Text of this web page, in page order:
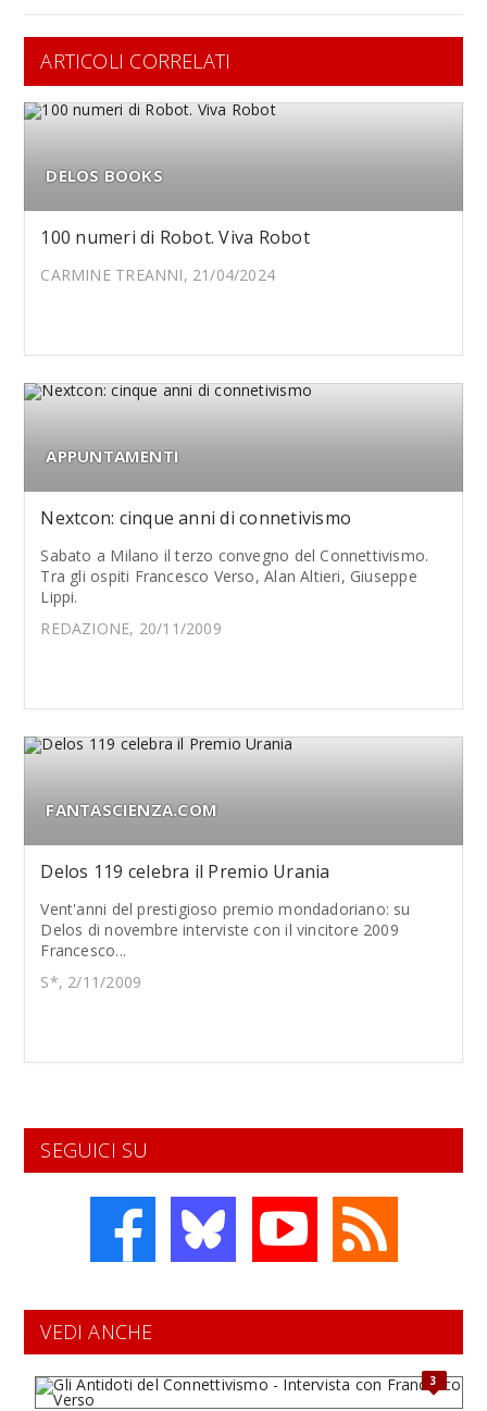
ARTICOLI CORRELATI
DELOS BOOKS
100 numeri di Robot. Viva Robot
CARMINE TREANNI, 21/04/2024
APPUNTAMENTI
Nextcon: cinque anni di connetivismo
Sabato a Milano il terzo convegno del Connettivismo.
Tra gli ospiti Francesco Verso, Alan Altieri, Giuseppe
Lippi.
REDAZIONE, 20/11/2009
FANTASCIENZA.COM
Delos 119 celebra il Premio Urania
Vent'anni del prestigioso premio mondadoriano: su
Delos di novembre interviste con il vincitore 2009
Francesco...
S*, 2/11/2009
SEGUICI SU
VEDI ANCHE
3